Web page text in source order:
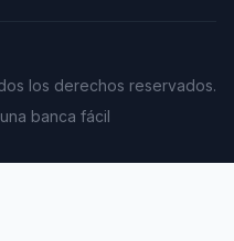
los derechos reservados.
banca fácil